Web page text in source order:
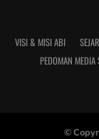
VISI & MISI ABI
PEDOMAN MEDIA
©